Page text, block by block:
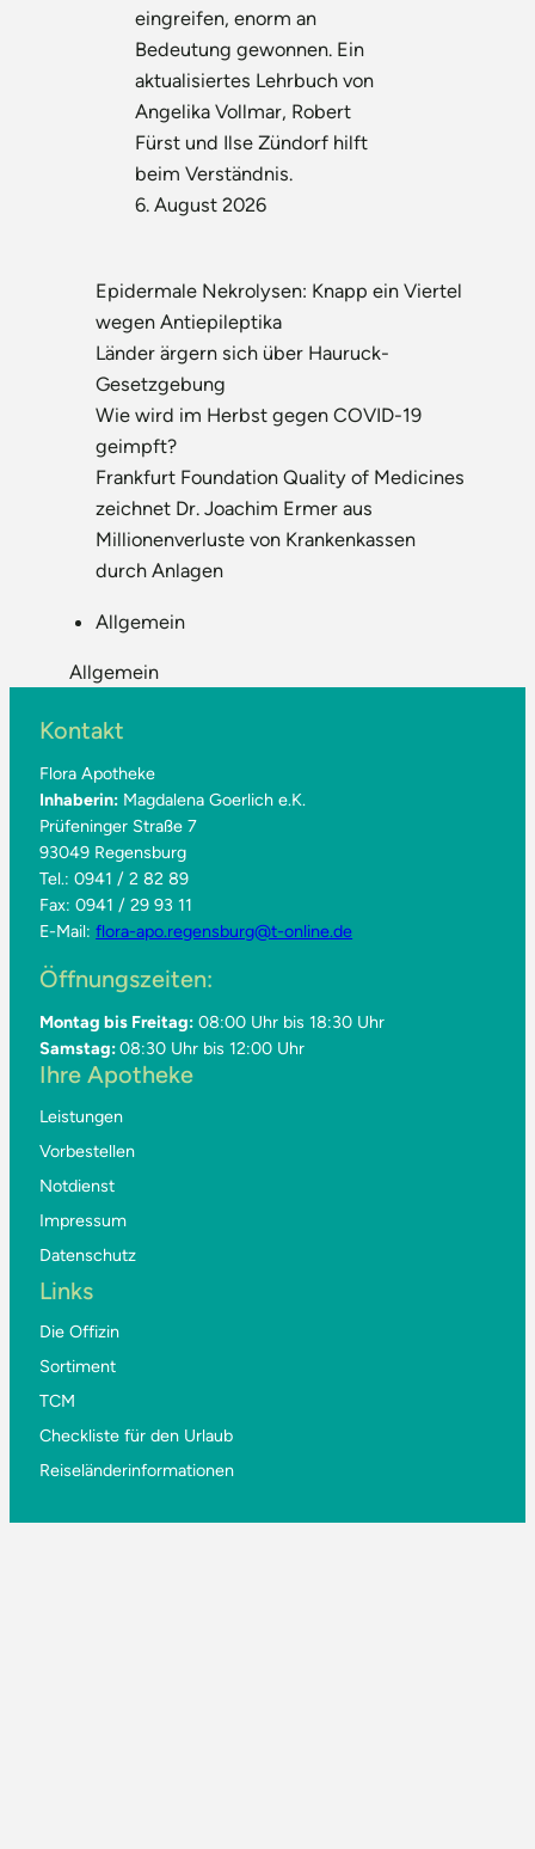
eingreifen, enorm an
Bedeutung gewonnen. Ein
aktualisiertes Lehrbuch von
Angelika Vollmar, Robert
Fürst und Ilse Zündorf hilft
beim Verständnis.
6. August 2026
Epidermale Nekrolysen: Knapp ein Viertel
wegen Antiepileptika
Länder ärgern sich über Hauruck-
Gesetzgebung
Wie wird im Herbst gegen COVID-19
geimpft?
Frankfurt Foundation Quality of Medicines
zeichnet Dr. Joachim Ermer aus
Millionenverluste von Krankenkassen
durch Anlagen
Allgemein
Allgemein
Kontakt
Flora Apotheke
Inhaberin: Magdalena Goerlich e.K.
Prüfeninger Straße 7
93049 Regensburg
Tel.: 0941 / 2 82 89
Fax: 0941 / 29 93 11
E-Mail:flora-apo.regensburg@t-online.de
Öffnungszeiten:
Montag bis Freitag: 08:00 Uhr bis 18:30 Uhr
Samstag:08:30 Uhr bis 12:00 Uhr
Ihre Apotheke
Leistungen
Vorbestellen
Notdienst
Impressum
Datenschutz
Links
Die Offizin
Sortiment
TCM
Checkliste für den Urlaub
Reiseländerinformationen